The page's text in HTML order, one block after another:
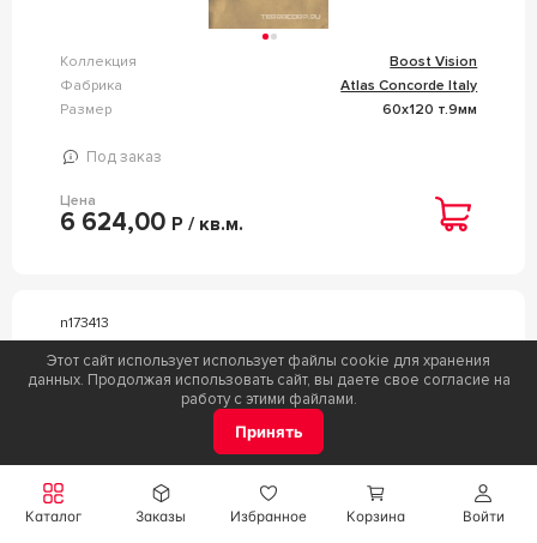
Войти
Каталог Заказы Избранное Корзина
Коллекция
Boost Vision
Фабрика
Atlas Concorde Italy
Размер
60x120 т.9мм
Под заказ
Цена
6 624,00 Р / кв.м.
n173413
XX СИНИЙ
Этот сайт использует использует файлы cookie для хранения
данных. Продолжая использовать сайт, вы даете свое согласие на
работу с этими файлами.
Принять